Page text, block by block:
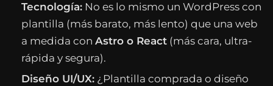
Tecnología: No es lo mismo un WordPress con
plantilla (más barato, más lento) que una web
a medida conAstro o React (más cara, ultra-
rápida y segura).
Diseño UI/UX: ¿Plantilla comprada o diseño